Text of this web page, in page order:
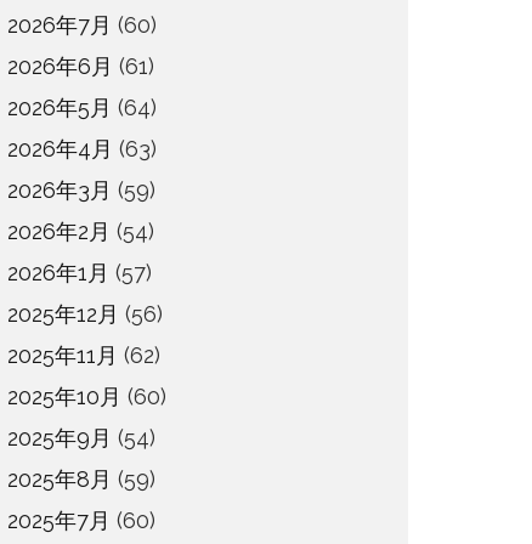
2026年7月 (60)
2026年6月 (61)
2026年5月 (64)
2026年4月 (63)
2026年3月 (59)
2026年2月 (54)
2026年1月 (57)
2025年12月 (56)
2025年11月 (62)
2025年10月 (60)
2025年9月 (54)
2025年8月 (59)
2025年7月 (60)